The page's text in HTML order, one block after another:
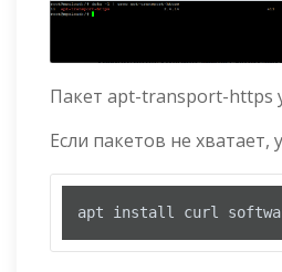
Пакет apt-transport-https
Если пакетов не хватает,
apt install curl